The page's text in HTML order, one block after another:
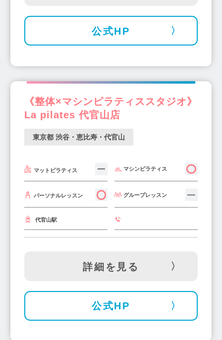
公式HP
《整体×マシンピラティススタジオ》
La pilates 代官山店
東京都 渋谷・恵比寿・代官山
マットピラティス マシンピラティス
パーソナルレッスン グループレッスン
代官山駅
詳細を見る
公式HP